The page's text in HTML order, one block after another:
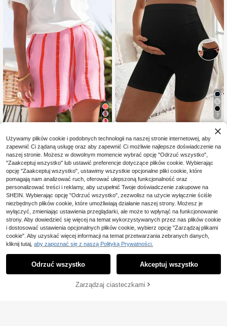
Magazyn UE Damskie letnie codzien
ne szorty w paski, różowe
49
-1%
50,00złnajniższa cena
4-5 dni roboczych
7
Magazyn UE SHEIN Kobiety w ciąży,
swobodne legginsy, marszczone sz
orty, szorty motocyklowe
45,54zł -1%
46,00złnajniższa cena
4-5 dni roboczych
DODAJ DO KOSZYKA
Używamy plików cookie i podobnych technologii na naszej stronie internetowej, aby
zapewnić Ci żądaną usługę oraz aby zapewnić Ci możliwie najlepsze doświadczenie na
naszej stronie. Możesz w dowolnym momencie wybrać opcję "Odrzuć wszystko",
"Zaakceptuj wszystko" lub ustawić preferencje dotyczące plików cookie. Wybierając
opcję "Zaakceptuj wszystko", ustawimy wszystkie opcjonalne pliki cookie, które
pomagają nam analizować ruch, oferować ulepszoną funkcjonalność oraz
personalizować treści i reklamy, aby uzupełnić Twoje doświadczenie zakupowe na
SHEIN. Wybierając opcję "Odrzuć wszystko", zezwolisz na użycie wyłącznie ściśle
niezbędnych plików cookie, które umożliwiają działanie naszej strony. Możesz je
wyłączyć, zmieniając ustawienia przeglądarki, ale może to wpłynąć na funkcjonowanie
strony. Aby dowiedzieć się więcej na temat wykorzystywanych przez nas plików cookie
i dostosować ustawienia opcjonalnych plików cookie, wybierz opcję "Zarządzaj plikami
cookie". Aby uzyskać więcej informacji na temat przetwarzania zebranych danych,
kliknij tutaj, aby zapoznać się z naszą Polityką Prywatności.
Odrzuć wszystko Akceptuj wszystko
Zarządzaj ciasteczkami